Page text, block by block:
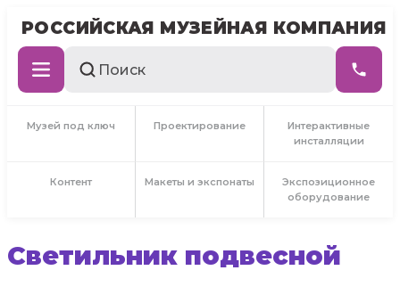
РОССИЙСКАЯ МУЗЕЙНАЯ КОМПАНИЯ
Музей под ключ Проектирование
Интерактивные
инсталляции
Контент Макеты и экспонаты
Экспозиционное
оборудование
Светильник подвесной